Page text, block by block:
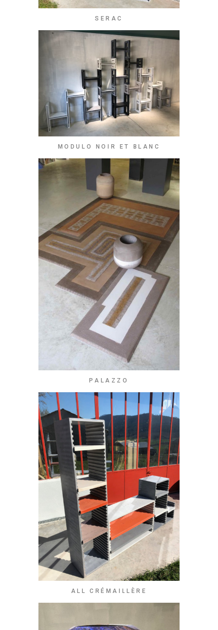
SERAC
MODULO NOIR ET BLANC
PALAZZO
ALL CRÉMAILLÈRE